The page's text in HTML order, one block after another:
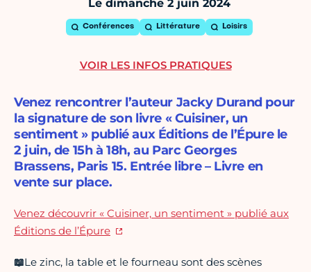
Le dimanche 2 juin 2024
Conférences Littérature Loisirs
Venez rencontrer l’auteur Jacky Durand pour
la signature de son livre « Cuisiner, un
sentiment » publié aux Éditions de l’Épure le
2 juin, de 15h à 18h, au Parc Georges
Brassens, Paris 15. Entrée libre – Livre en
vente sur place.
Venez découvrir « Cuisiner, un sentiment » publié aux
Éditions de l’Épure
📖Le zinc, la table et le fourneau sont des scènes
VOIR LES INFOS PRATIQUES